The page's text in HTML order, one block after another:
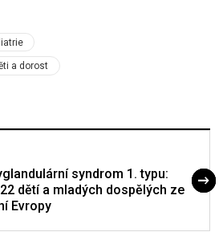
a dorost
syndrom 1. typu:
dětí a mladých dospělých ze
Evropy